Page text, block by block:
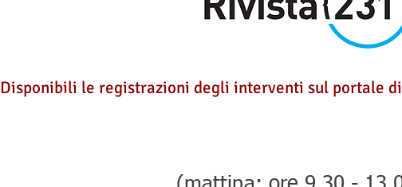
Disponibili le registrazioni degli interventi sul portale